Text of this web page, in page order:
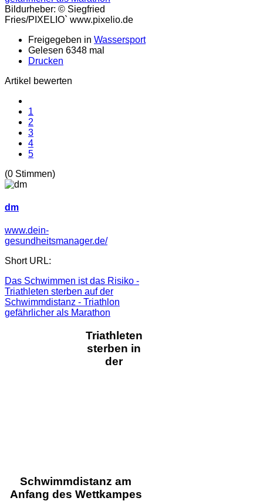
Bildurheber: © Siegfried
Fries/PIXELIO` www.pixelio.de
Freigegeben in Wassersport
Gelesen 6348 mal
Drucken
Artikel bewerten
1
2
3
4
5
(0 Stimmen)
dm
www.dein-
gesundheitsmanager.de/
Short URL:
Das Schwimmen ist das Risiko -
Triathleten sterben auf der
Schwimmdistanz - Triathlon
gefährlicher als Marathon
Triathleten
sterben in
der
Schwimmdistanz am
Anfang des Wettkampes